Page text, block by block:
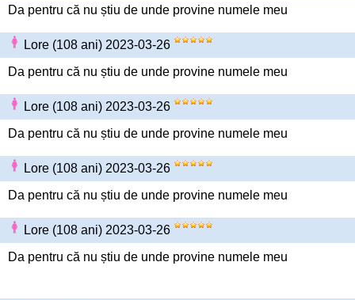
Da pentru că nu știu de unde provine numele meu
Lore (108 ani) 2023-03-26
Da pentru că nu știu de unde provine numele meu
Lore (108 ani) 2023-03-26
Da pentru că nu știu de unde provine numele meu
Lore (108 ani) 2023-03-26
Da pentru că nu știu de unde provine numele meu
Lore (108 ani) 2023-03-26
Da pentru că nu știu de unde provine numele meu